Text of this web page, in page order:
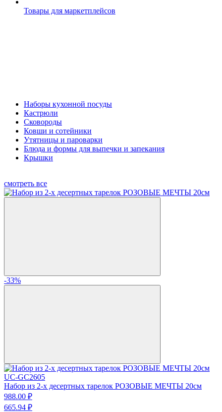
Товары для маркетплейсов
Наборы кухонной посуды
Кастрюли
Сковороды
Ковши и сотейники
Утятницы и пароварки
Блюда и формы для выпечки и запекания
Крышки
смотреть все
-33%
UC-GC2605
Набор из 2-х десертных тарелок РОЗОВЫЕ МЕЧТЫ 20см
988.00 ₽
665.94 ₽